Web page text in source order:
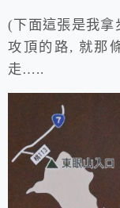
(下面這張是我拿
攻頂的路, 就那
走…..